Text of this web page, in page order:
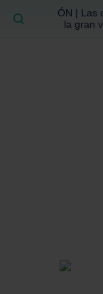
ÓN | Las
la gran
BUSCAR